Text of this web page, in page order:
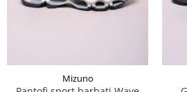
Mizuno